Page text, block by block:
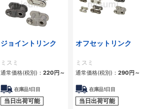
4.2
ジョイントリンク
ミスミ
通常価格(税別)： 220円～
在庫品1日目
当日出荷可能
オフセットリンク
ミスミ
通常価格(税別)： 290円～
在庫品1日目
当日出荷可能